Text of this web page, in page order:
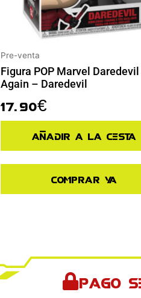
Pre-venta
Figura POP Marvel Daredevil
Again – Daredevil
17.90€
Añadir a la cesta
Comprar ya
Pago